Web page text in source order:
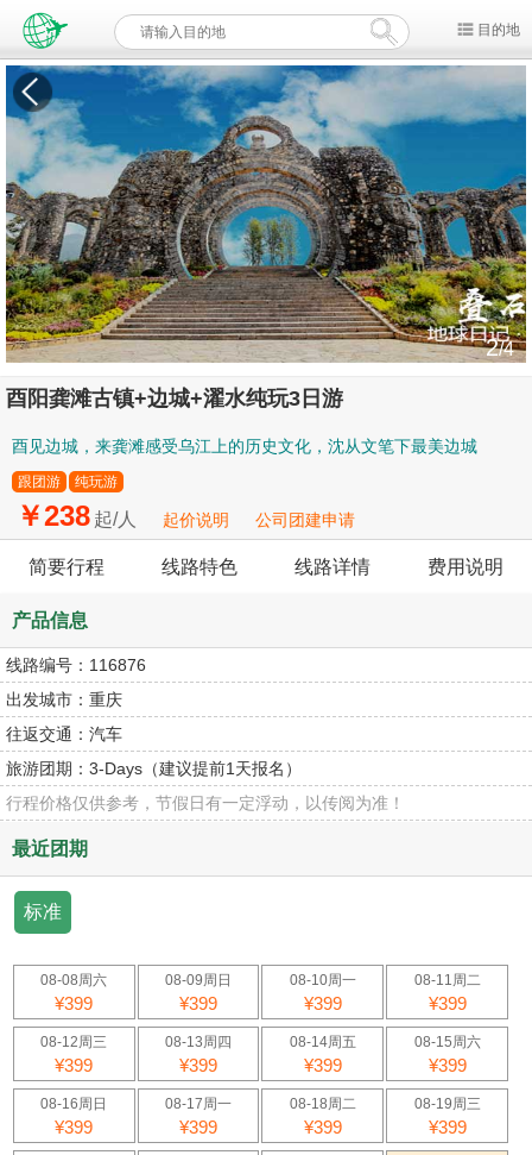
目的地
2/4
酉阳龚滩古镇+边城+濯水纯玩3日游
酉见边城，来龚滩感受乌江上的历史文化，沈从文笔下最美边城
跟团游 纯玩游
￥238 起/人 起价说明 公司团建申请
简要行程 线路特色 线路详情 费用说明
产品信息
线路编号： 116876
出发城市： 重庆
往返交通： 汽车
旅游团期： 3-Days（建议提前1天报名）
行程价格仅供参考，节假日有一定浮动，以传阅为准！
最近团期
标准
08-08周六
¥399
08-09周日
¥399
08-10周一
¥399
08-11周二
¥399
08-12周三
¥399
08-13周四
¥399
08-14周五
¥399
08-15周六
¥399
08-16周日
¥399
08-17周一
¥399
08-18周二
¥399
08-19周三
¥399